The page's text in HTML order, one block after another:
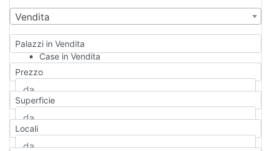
Vendita
Palazzi in Vendita
Case in Vendita
Qualsiasi
Appartamento
Casa indipendente
Casa Semi-indipendente
Attico/Mansarda
Prezzo
Superficie
Locali